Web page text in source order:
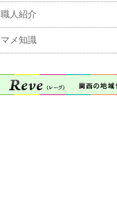
職人紹介
マメ知識